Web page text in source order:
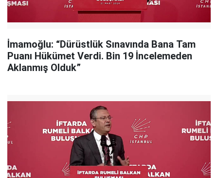
İmamoğlu: “Dürüstlük Sınavında Bana Tam
Puanı Hükümet Verdi. Bin 19 İncelemeden
Aklanmış Olduk”